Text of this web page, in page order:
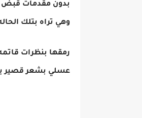
بدون مقدمات قبض
وهي تراه بتلك
رمقها بنظرات
عسلي بشعر قصير